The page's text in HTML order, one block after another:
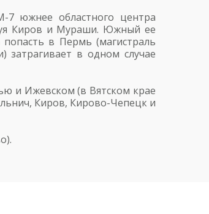
7 южнее областного центра
Киров и Мураши. Южный ее
в Пермь (магистраль
затрагивает в одном случае
и Ижевском (в Вятском крае
Киров, Кирово-Чепецк и